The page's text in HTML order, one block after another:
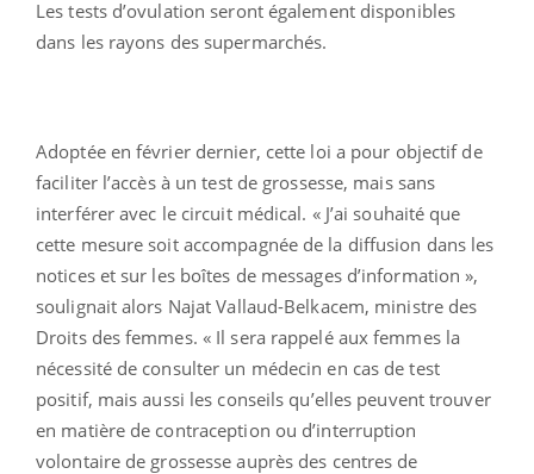
Les tests d’ovulation seront également disponibles
dans les rayons des supermarchés.
Adoptée en février dernier, cette loi a pour objectif de
faciliter l’accès à un test de grossesse, mais sans
interférer avec le circuit médical. « J’ai souhaité que
cette mesure soit accompagnée de la diffusion dans les
notices et sur les boîtes de messages d’information »,
soulignait alors Najat Vallaud-Belkacem, ministre des
Droits des femmes. « Il sera rappelé aux femmes la
nécessité de consulter un médecin en cas de test
positif, mais aussi les conseils qu’elles peuvent trouver
en matière de contraception ou d’interruption
volontaire de grossesse auprès des centres de